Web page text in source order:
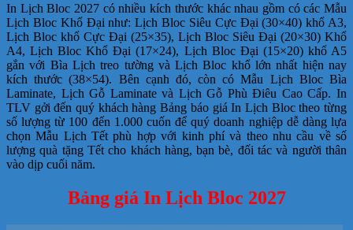
In Lịch Bloc 2027 có nhiều kích thước khác nhau gồm có các Mẫu
Lịch Bloc Khổ Đại như: Lịch Bloc Siêu Cực Đại (30×40) khổ A3,
Lịch Bloc khổ Cực Đại (25×35), Lịch Bloc Siêu Đại (20×30) Khổ
A4, Lịch Bloc Khổ Đại (17×24), Lịch Bloc Đại (15×20) khổ A5
gắn với Bìa Lịch treo tường và Lịch Bloc khổ lớn nhất hiện nay
kích thước (38×54). Bên cạnh đó, còn có Mẫu Lịch Bloc Bìa
Laminate, Lịch Gỗ Laminate và Lịch Gỗ Phù Điêu Cao Cấp. In
TLV gởi đến quý khách hàng Bảng báo giá In Lịch Bloc theo từng
số lượng từ 100 đến 1.000 cuốn để quý doanh nghiệp dễ dàng lựa
chọn Mẫu Lịch Tết phù hợp với kinh phí và theo nhu cầu về số
lượng quà tặng Tết cho khách hàng, bạn bè, đối tác và người thân
vào dịp cuối năm.
Bảng giá In Lịch Bloc 2027